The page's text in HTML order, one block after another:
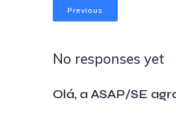
Previous
No responses yet
Olá, a ASAP/SE